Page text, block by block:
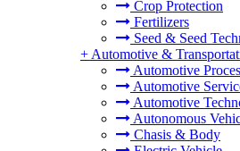
Crop Protection
Fertilizers
Seed & Seed
+ Automotive &
Automotive
Automotive
Automotive
Autonomous
Chasis & Body